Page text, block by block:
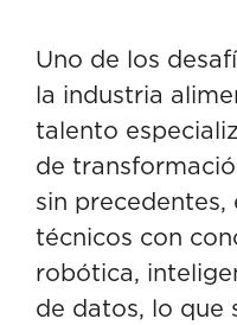
Uno de los
la industria
talento
de
sin precedentes,
técnicos con
robótica,
de datos, lo que